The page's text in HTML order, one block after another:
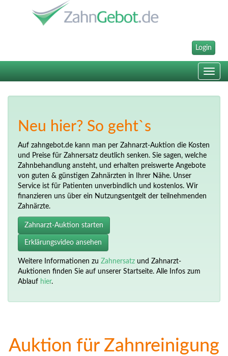
Login
Toggle
Neu hier? So geht`s
Auf zahngebot.de kann man per Zahnarzt-Auktion die Kosten
und Preise für Zahnersatz deutlich senken. Sie sagen, welche
Zahnbehandlung ansteht, und erhalten preiswerte Angebote
von guten & günstigen Zahnärzten in Ihrer Nähe. Unser
Service ist für Patienten unverbindlich und kostenlos. Wir
finanzieren uns über ein Nutzungsentgelt der teilnehmenden
Zahnärzte.
Zahnarzt-Auktion starten
Erklärungsvideo ansehen
Weitere Informationen zu Zahnersatz und Zahnarzt-
Auktionen finden Sie auf unserer Startseite. Alle Infos zum
Ablauf hier.
Auktion für Zahnreinigung